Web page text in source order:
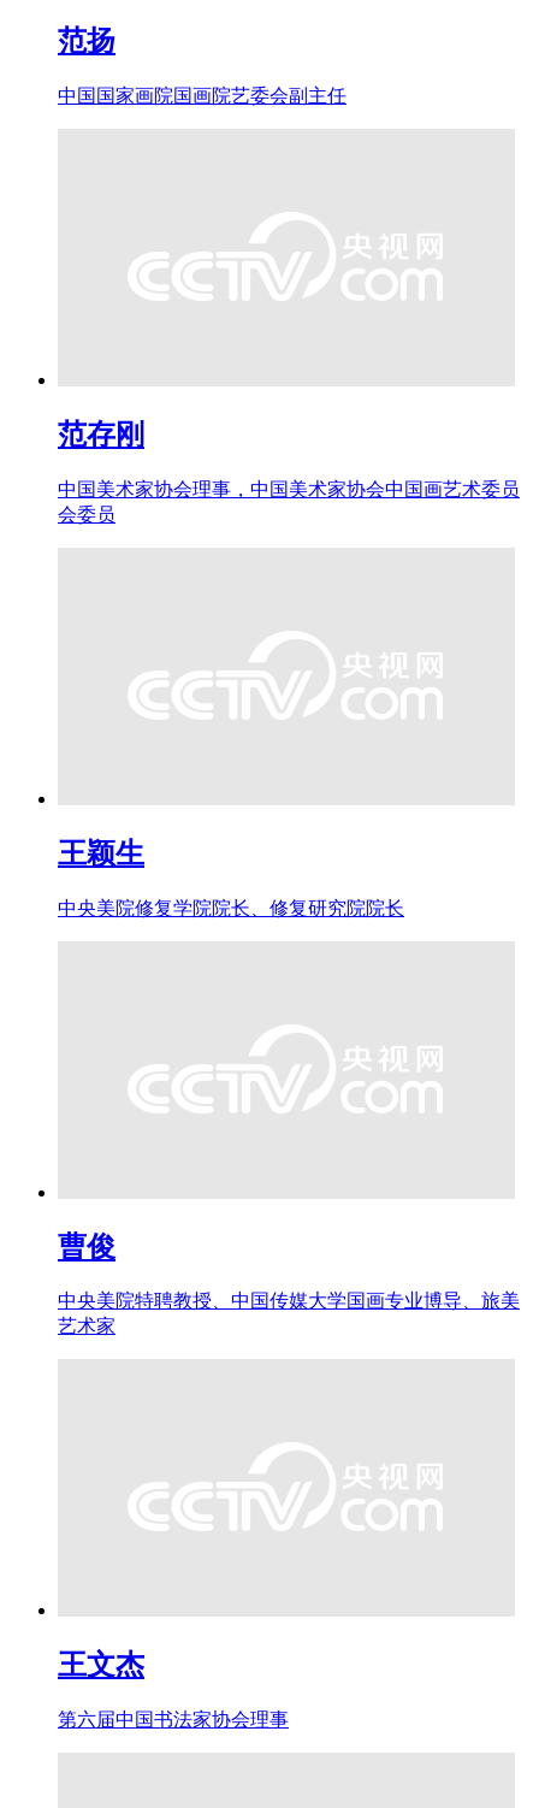
范扬
中国国家画院国画院艺委会副主任
范存刚
中国美术家协会理事，中国美术家协会中国画艺术委员
会委员
王颖生
中央美院修复学院院长、修复研究院院长
曹俊
中央美院特聘教授、中国传媒大学国画专业博导、旅美
艺术家
王文杰
第六届中国书法家协会理事